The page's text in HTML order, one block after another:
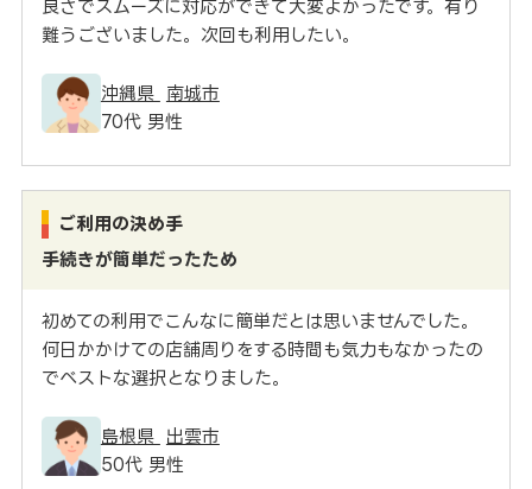
良さでスムーズに対応ができて大変よかったです。有り
難うございました。次回も利用したい。
沖縄県
南城市
70代 男性
ご利用の決め手
手続きが簡単だったため
初めての利用でこんなに簡単だとは思いませんでした。
何日かかけての店舗周りをする時間も気力もなかったの
でベストな選択となりました。
島根県
出雲市
50代 男性